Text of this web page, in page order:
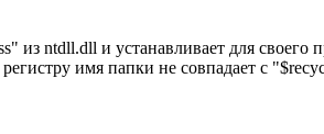
ntdll.dll и устанавливает для своего
имя папки не совпадает с